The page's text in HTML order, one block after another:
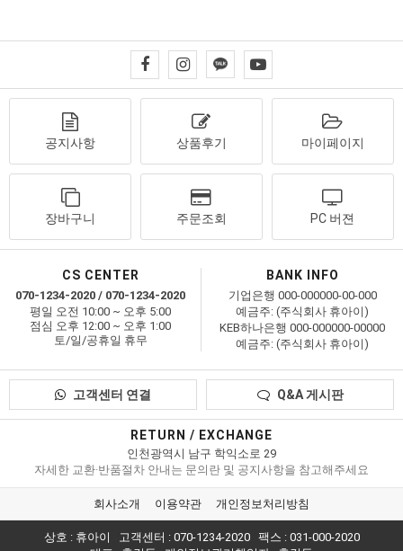
공지사항 상품후기 마이페이지
장바구니 주문조회 PC 버젼
CS CENTER
070-1234-2020 / 070-1234-2020
평일 오전 10:00 ~ 오후 5:00
점심 오후 12:00 ~ 오후 1:00
토/일/공휴일 휴무
BANK INFO
기업은행 000-000000-00-000
예금주: (주식회사 휴아이)
KEB하나은행 000-000000-00000
예금주: (주식회사 휴아이)
고객센터 연결 Q&A 게시판
RETURN / EXCHANGE
인천광역시 남구 학익소로 29
자세한 교환·반품절차 안내는 문의란 및 공지사항을 참고해주세요
회사소개 이용약관 개인정보처리방침
상호 : 휴아이 고객센터 : 070-1234-2020
팩스 : 031-000-2020